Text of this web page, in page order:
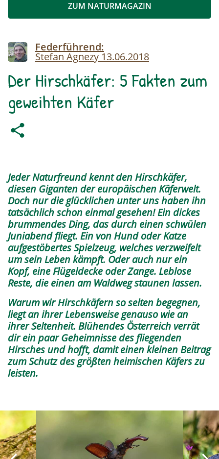
ZUM NATURMAGAZIN
ImageFederführend:
Stefan Agnezy 13.06.2018
Der Hirschkäfer: 5 Fakten zum
geweihten Käfer
Jeder Naturfreund kennt den Hirschkäfer,
diesen Giganten der europäischen Käferwelt.
Doch nur die glücklichen unter uns haben ihn
tatsächlich schon einmal gesehen! Ein dickes
brummendes Ding, das durch einen schwülen
Juniabend fliegt. Ein von Hund oder Katze
aufgestöbertes Spielzeug, welches verzweifelt
um sein Leben kämpft. Oder auch nur ein
Kopf, eine Flügeldecke oder Zange. Leblose
Reste, die einen am Waldweg staunen lassen.
Warum wir Hirschkäfern so selten begegnen,
liegt an ihrer Lebensweise genauso wie an
ihrer Seltenheit. Blühendes Österreich verrät
dir ein paar Geheimnisse des fliegenden
Hirsches und hofft, damit einen kleinen Beitrag
zum Schutz des größten heimischen Käfers zu
leisten.
Image